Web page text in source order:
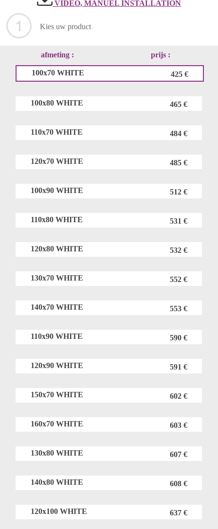
VIDEO, MANUEL INSTALLATION
Kies uw product
afmeting : prijs :
100x70 WHITE 425 €
100x80 WHITE 465 €
110x70 WHITE 484 €
120x70 WHITE 485 €
100x90 WHITE 512 €
110x80 WHITE 531 €
120x80 WHITE 532 €
130x70 WHITE 552 €
140x70 WHITE 553 €
110x90 WHITE 590 €
120x90 WHITE 591 €
150x70 WHITE 602 €
160x70 WHITE 603 €
130x80 WHITE 607 €
140x80 WHITE 608 €
120x100 WHITE 637 €